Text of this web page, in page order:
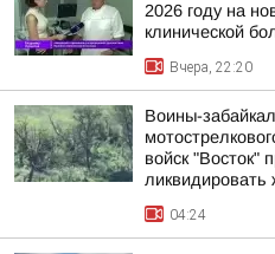
2026 году на
клинической
Вчера, 22:20
Воины-
войск "Восток"
ликвидировать
04:24